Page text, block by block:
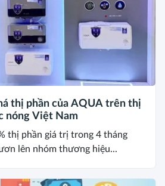
thị phần của AQUA trên thị
nóng Việt Nam
thị phần giá trị trong 4 tháng
lên nhóm thương hiệu...